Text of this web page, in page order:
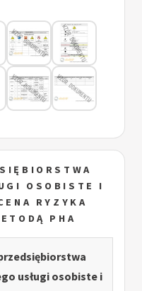
OSOBISTE I
RYZYKA
PHA
usługi osobiste i